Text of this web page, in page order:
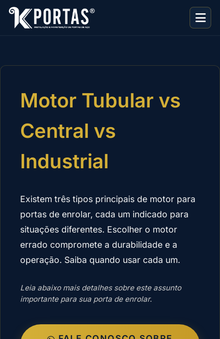
Motor Tubular vs
Central vs
Industrial
Existem três tipos principais de motor para
portas de enrolar, cada um indicado para
situações diferentes. Escolher o motor
errado compromete a durabilidade e a
operação. Saiba quando usar cada um.
Leia abaixo mais detalhes sobre este assunto
importante para sua porta de enrolar.